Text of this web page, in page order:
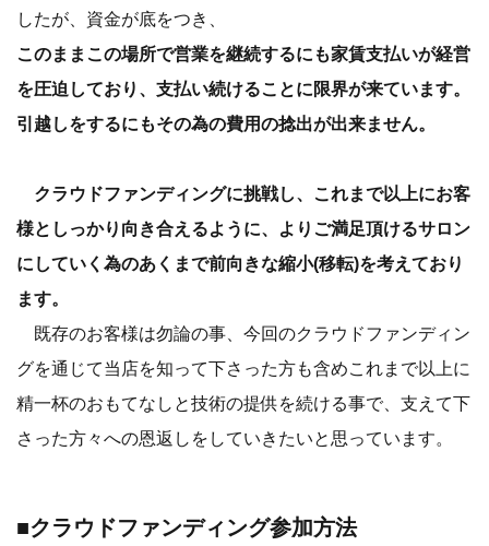
したが、資金が底をつき、
このままこの場所で営業を継続するにも家賃支払いが経営
を圧迫しており、支払い続けることに限界が来ています。
引越しをするにもその為の費用の捻出が出来ません。
クラウドファンディングに挑戦し、これまで以上にお客
様としっかり向き合えるように、よりご満足頂けるサロン
にしていく為のあくまで前向きな縮小(移転)を考えており
ます。
既存のお客様は勿論の事、今回のクラウドファンディン
グを通じて当店を知って下さった方も含めこれまで以上に
精一杯のおもてなしと技術の提供を続ける事で、支えて下
さった方々への恩返しをしていきたいと思っています。
■クラウドファンディング参加方法